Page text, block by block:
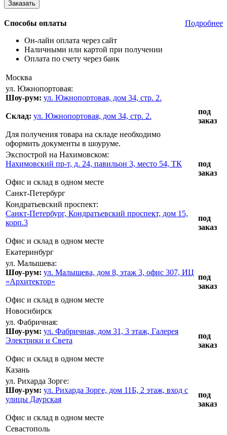
Способы оплаты
Подробнее
Он-лайн оплата через сайт
Наличными или картой при получении
Оплата по счету через банк
Москва
ул. Южнопортовая:
Шоу-рум: ул. Южнопортовая, дом 34, стр. 2.
Склад: ул. Южнопортовая, дом 34, стр. 2.
Для получения товара на складе необходимо
оформить документы в шоуруме.
под
заказ
Экспострой на Нахимовском:
Нахимовский пр-т, д. 24, павильон 3, место 54, ТК
Офис и склад в одном месте
под
заказ
Санкт-Петербург
Кондратьевский проспект:
Санкт-Петербург, Кондратьевский проспект, дом 15,
корп.3
Офис и склад в одном месте
под
заказ
Екатеринбург
ул. Малышева:
Шоу-рум: ул. Малышева, дом 8, этаж 3, офис 307, ИЦ
«Архитектор»
Офис и склад в одном месте
под
заказ
Новосибирск
ул. Фабричная:
Шоу-рум: ул. Фабричная, дом 31, 3 этаж, Галерея
Электрики и Света
Офис и склад в одном месте
под
заказ
Казань
ул. Рихарда Зорге:
Шоу-рум: ул. Рихарда Зорге, дом 11Б, 2 этаж, вход с
улицы Даурская
Офис и склад в одном месте
под
заказ
Севастополь